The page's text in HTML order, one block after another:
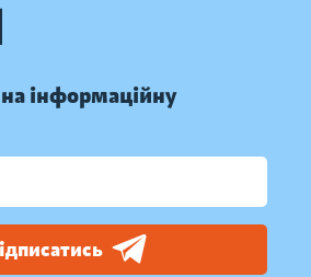
інформаційну